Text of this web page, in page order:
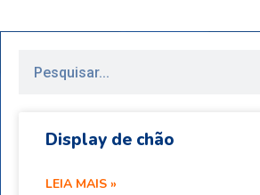
Display de chão
LEIA MAIS »